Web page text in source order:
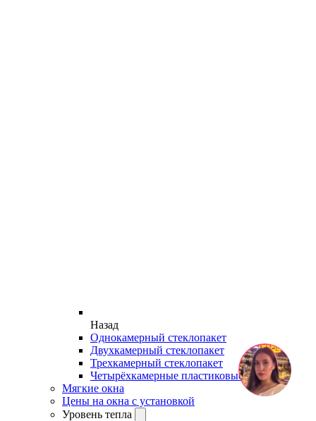
Назад
Однокамерный стеклопакет
Двухкамерный стеклопакет
Трехкамерный стеклопакет
Четырёхкамерные пластиковые окна
Мягкие окна
Цены на окна с установкой
Уровень тепла